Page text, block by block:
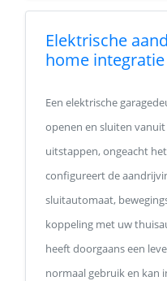
Elektrische
home integratie
Een elektrische
openen en sluiten
uitstappen, ongeacht
configureert de
sluitautomaat,
koppeling met uw
heeft doorgaans een
normaal gebruik en kan